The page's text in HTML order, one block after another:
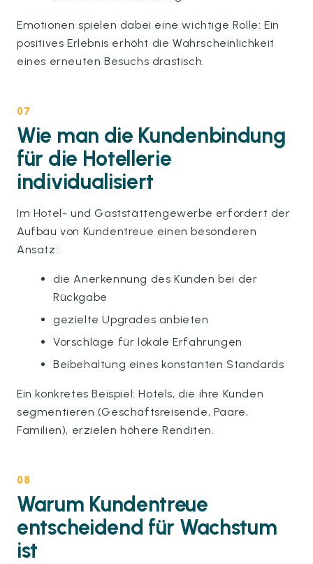
Emotionen spielen dabei eine wichtige Rolle: Ein
positives Erlebnis erhöht die Wahrscheinlichkeit
eines erneuten Besuchs drastisch.
07
Wie man die Kundenbindung
für die Hotellerie
individualisiert
Im Hotel- und Gaststättengewerbe erfordert der
Aufbau von Kundentreue einen besonderen
Ansatz:
die Anerkennung des Kunden bei der
Rückgabe
gezielte Upgrades anbieten
Vorschläge für lokale Erfahrungen
Beibehaltung eines konstanten Standards
Ein konkretes Beispiel: Hotels, die ihre Kunden
segmentieren (Geschäftsreisende, Paare,
Familien), erzielen höhere Renditen.
08
Warum Kundentreue
entscheidend für Wachstum
ist